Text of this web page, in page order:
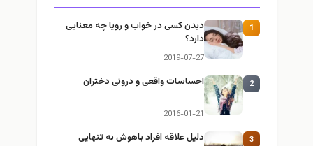
1
دیدن کسی در خواب و رویا چه معنایی
دارد؟
2019-07-27
2 احساسات واقعی و درونی دختران
2016-01-21
3
دلیل علاقه افراد باهوش به تنهایی